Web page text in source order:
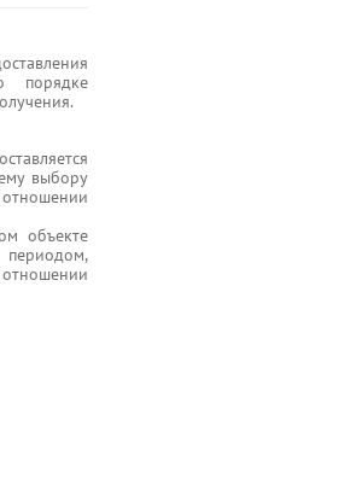
порядке
выбору
объекте
отношении